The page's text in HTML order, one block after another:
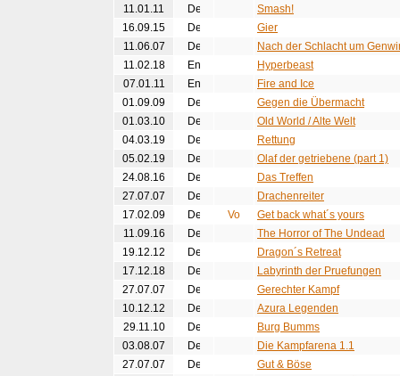
11.01.11
Smash!
16.09.15
Gier
11.06.07
Nach der Schlacht um
11.02.18
Hyperbeast
07.01.11
Fire and Ice
01.09.09
Gegen die Übermacht
01.03.10
Old World / Alte Welt
04.03.19
Rettung
05.02.19
Olaf der getriebene (part 1)
24.08.16
Das Treffen
27.07.07
Drachenreiter
17.02.09
Get back what´s yours
11.09.16
The Horror of The Undead
19.12.12
Dragon´s Retreat
17.12.18
Labyrinth der Pruefungen
27.07.07
Gerechter Kampf
10.12.12
Azura Legenden
29.11.10
Burg Bumms
03.08.07
Die Kampfarena 1.1
27.07.07
Gut & Böse